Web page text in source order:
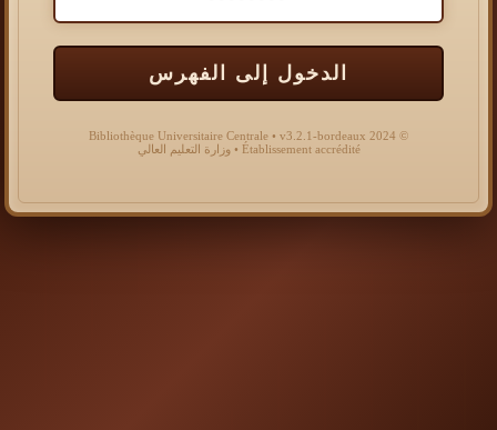
الدخول إلى الفهرس
© 2024 Bibliothèque Universitaire Centrale • v3.2.1-bordeaux
Établissement accrédité • وزارة التعليم العالي